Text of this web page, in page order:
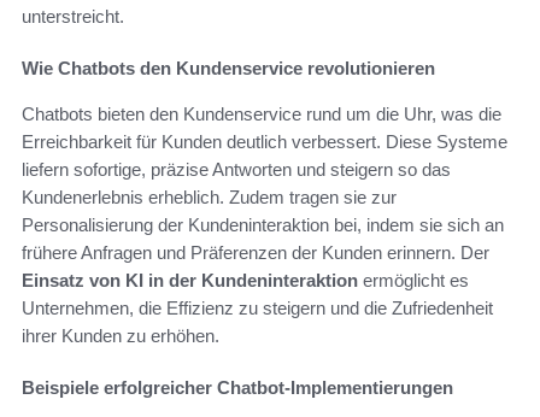
unterstreicht.
Wie Chatbots den Kundenservice revolutionieren
Chatbots bieten den Kundenservice rund um die Uhr, was die
Erreichbarkeit für Kunden deutlich verbessert. Diese Systeme
liefern sofortige, präzise Antworten und steigern so das
Kundenerlebnis erheblich. Zudem tragen sie zur
Personalisierung der Kundeninteraktion bei, indem sie sich an
frühere Anfragen und Präferenzen der Kunden erinnern. Der
Einsatz von KI in der Kundeninteraktion ermöglicht es
Unternehmen, die Effizienz zu steigern und die Zufriedenheit
ihrer Kunden zu erhöhen.
Beispiele erfolgreicher Chatbot-Implementierungen